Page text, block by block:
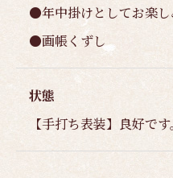
●年中掛けとしてお楽し
●画帳くずし
状態
【手打ち表装】良好です。